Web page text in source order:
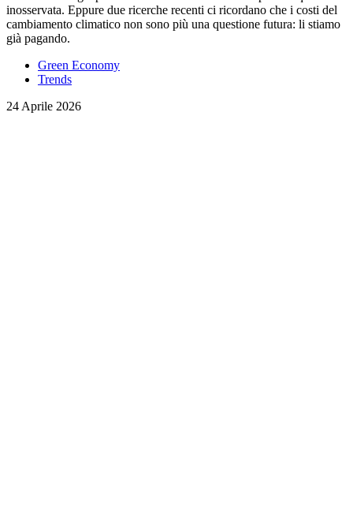
inosservata. Eppure due ricerche recenti ci ricordano che i costi del
cambiamento climatico non sono più una questione futura: li stiamo
già pagando.
Green Economy
Trends
24 Aprile 2026